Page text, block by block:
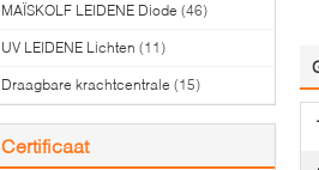
MAÏSKOLF LEIDENE Diode (46)
UV LEIDENE Lichten (11)
Draagbare krachtcentrale (15)
Certificaat